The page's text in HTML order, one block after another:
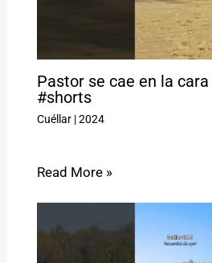
Pastor se cae en la
#shorts
Cuéllar|2024
Read More »